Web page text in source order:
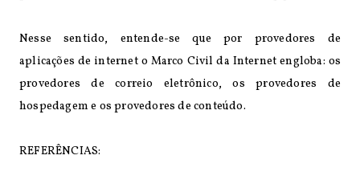
Nesse sentido, entende-se que por provedores de
aplicações de internet o Marco Civil da Internet engloba: os
provedores de correio eletrônico, os provedores de
hospedagem e os provedores de conteúdo.
REFERÊNCIAS: